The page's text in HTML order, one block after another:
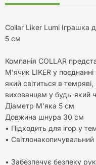
Collar Liker Lumi Іграшка
5 см
Компанія COLLAR
М'ячик LIKER у поєднанні
який світиться в темряві,
вихованцем у будь-який
Діаметр М'яка 5 см
Довжина шнура 30 см
• Підходить для ігор у
•
• Забезпечує безпеку